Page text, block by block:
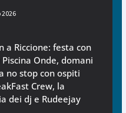
2026
a Riccione: festa con
Onde, domani
no stop con ospiti
Crew, la
dei dj e Rudeejay